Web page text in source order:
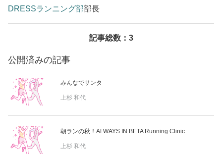
美容/健康
ワークスタイル
妊娠/出産/家族
ココロ/カラダ
グルメ
トラベル
DRESSランニング部部長
記事総数：3
公開済みの記事
みんなでサンタ
上杉 和代
朝ランの秋！ALWAYS IN BETA Running Clinic
上杉 和代